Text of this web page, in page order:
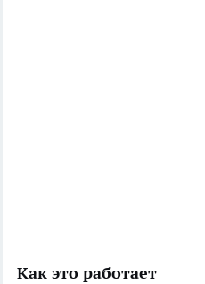
Как это работает